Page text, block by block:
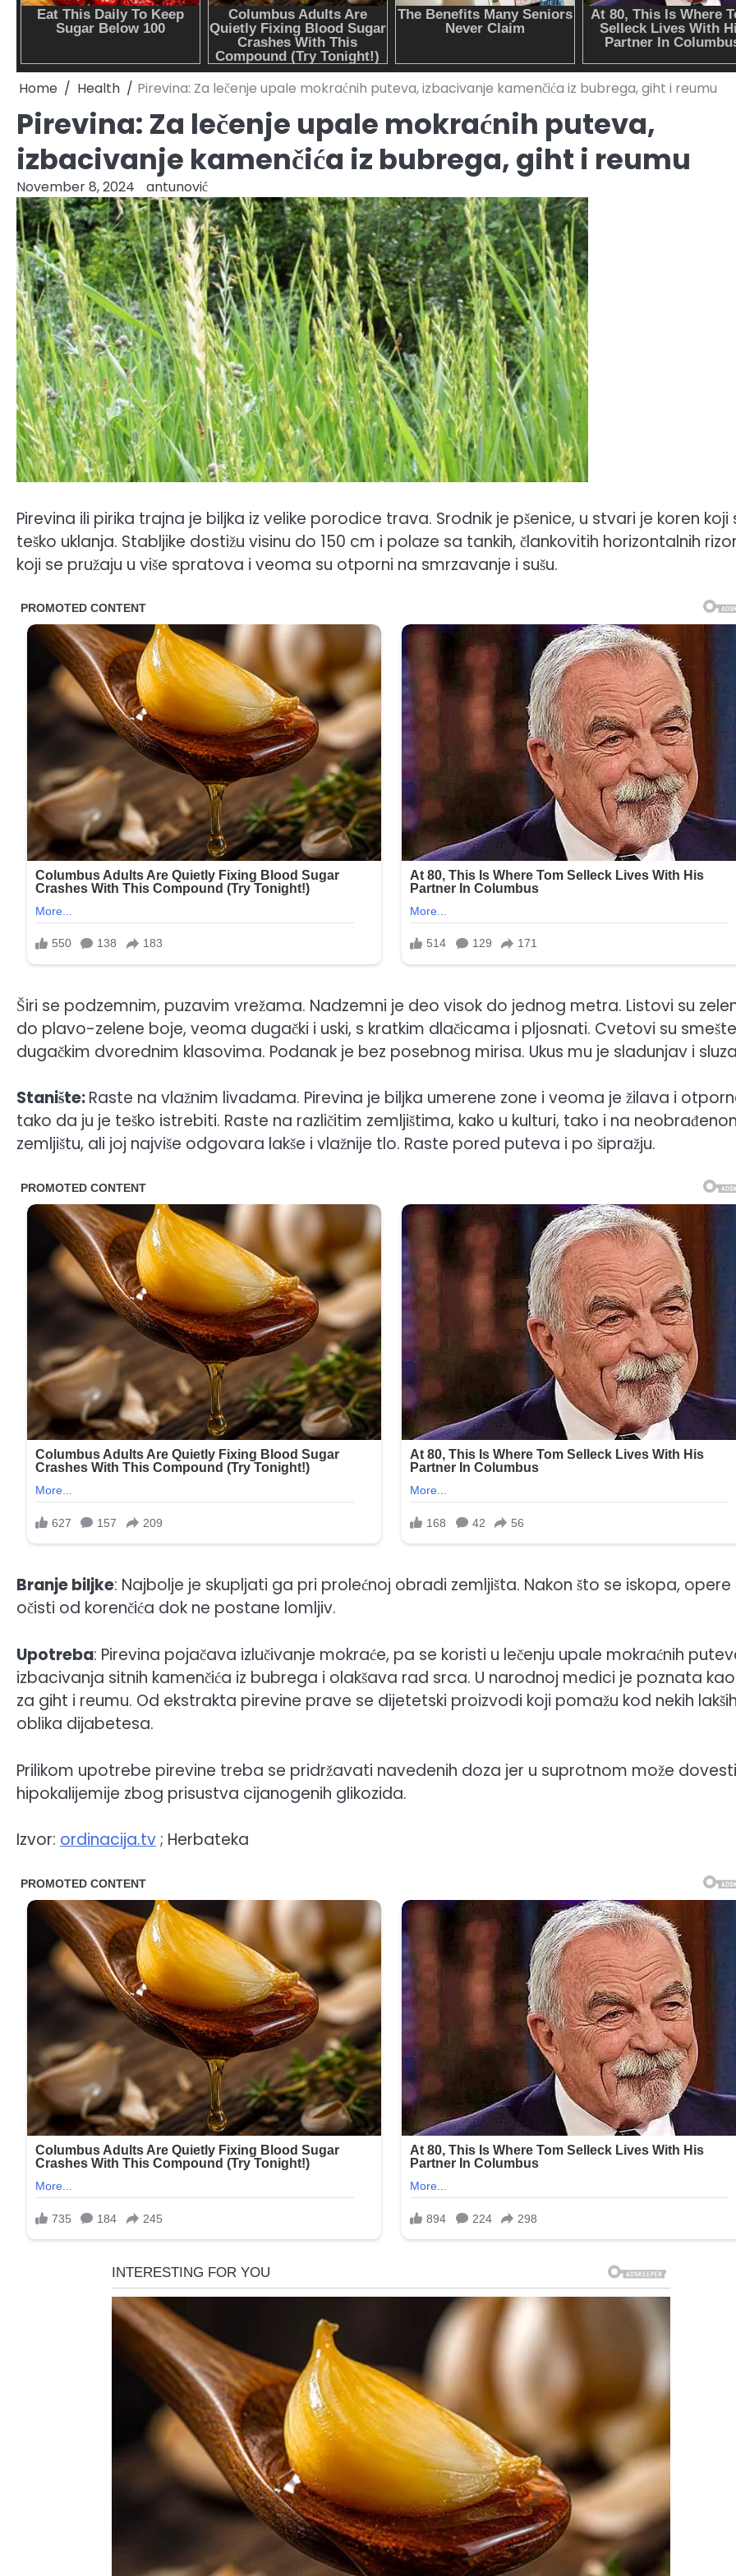
Home Health Pirevina: Za lečenje upale mokraćnih puteva, izbacivanje kamenčića iz bubrega, giht i reumu
Pirevina: Za lečenje upale mokraćnih puteva,
izbacivanje kamenčića iz bubrega, giht i reumu
November 8, 2024 antunović
Pirevina ili pirika trajna je biljka iz velike porodice trava. Srodnik je pšenice, u stvari je koren koji
teško uklanja. Stabljike dostižu visinu do 150 cm i polaze sa tankih, člankovitih horizontalnih
koji se pružaju u više spratova i veoma su otporni na smrzavanje i sušu.
Širi se podzemnim, puzavim vrežama. Nadzemni je deo visok do jednog metra. Listovi su
do plavo-zelene boje, veoma dugački i uski, s kratkim dlačicama i pljosnati. Cvetovi su
dugačkim dvorednim klasovima. Podanak je bez posebnog mirisa. Ukus mu je sladunjav i
Stanište:Raste na vlažnim livadama. Pirevina je biljka umerene zone i veoma je žilava i
tako da ju je teško istrebiti. Raste na različitim zemljištima, kako u kulturi, tako i na
zemljištu, ali joj najviše odgovara lakše i vlažnije tlo. Raste pored puteva i po šipražju.
Branje biljke: Najbolje je skupljati ga pri prolećnoj obradi zemljišta. Nakon što se iskopa, opere
očisti od korenčića dok ne postane lomljiv.
Upotreba: Pirevina pojačava izlučivanje mokraće, pa se koristi u lečenju upale mokraćnih
izbacivanja sitnih kamenčića iz bubrega i olakšava rad srca. U narodnoj medici je poznata
za giht i reumu. Od ekstrakta pirevine prave se dijetetski proizvodi koji pomažu kod nekih
oblika dijabetesa.
Prilikom upotrebe pirevine treba se pridržavati navedenih doza jer u suprotnom može
hipokalijemije zbog prisustva cijanogenih glikozida.
Izvor: ordinacija.tv; Herbateka